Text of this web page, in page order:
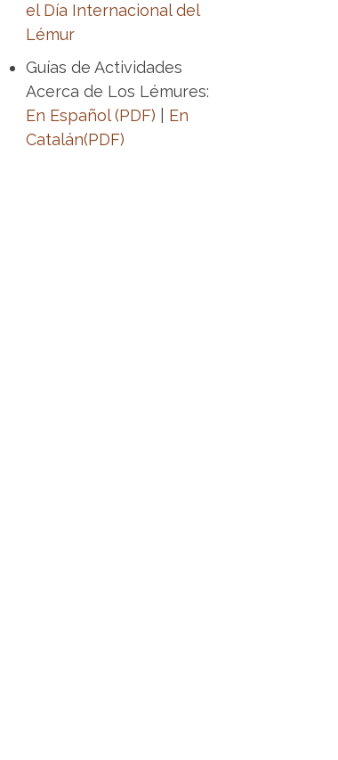
el Día Internacional del
Lémur
Guías de Actividades
Acerca de Los Lémures:
En Español (PDF)
En
Catalán(PDF)